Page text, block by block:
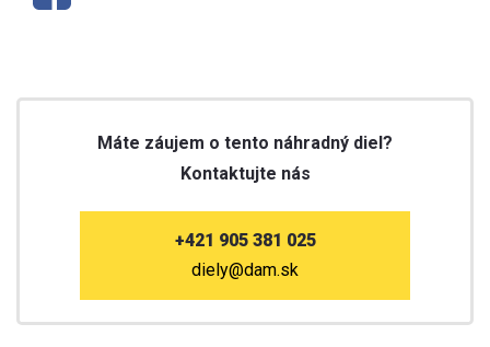
Máte záujem o tento náhradný diel?
Kontaktujte nás
+421 905 381 025
diely@dam.sk